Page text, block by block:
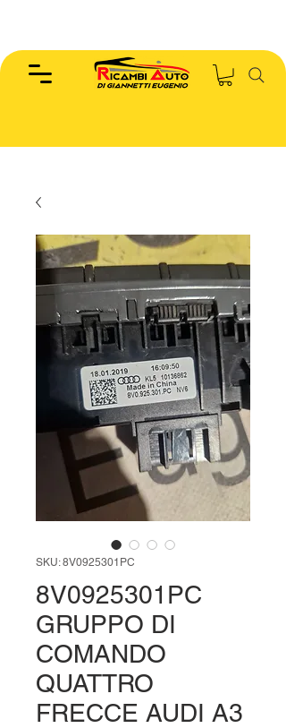
SKU: 8V0925301PC
8V0925301PC
GRUPPO DI
COMANDO
QUATTRO
FRECCE AUDI A3